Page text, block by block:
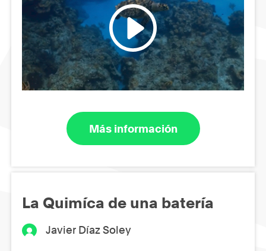
Más información
La Quimíca de una batería
Javier Díaz Soley